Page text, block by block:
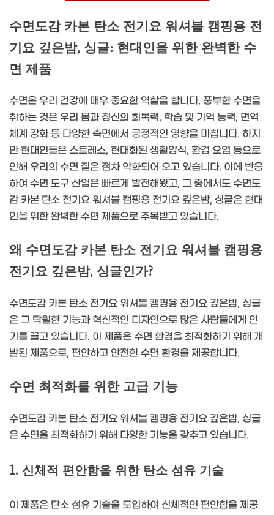
수면도감 카본 탄소 전기요 워셔블 캠핑용 전
기요 깊은밤, 싱글: 현대인을 위한 완벽한 수
면 제품
수면은 우리 건강에 매우 중요한 역할을 합니다. 풍부한 수면을
취하는 것은 우리 몸과 정신의 회복력, 학습 및 기억 능력, 면역
체계 강화 등 다양한 측면에서 긍정적인 영향을 미칩니다. 하지
만 현대인들은 스트레스, 현대화된 생활양식, 환경 오염 등으로
인해 우리의 수면 질은 점차 악화되어 오고 있습니다. 이에 반응
하여 수면 도구 산업은 빠르게 발전해왔고, 그 중에서도 수면도
감 카본 탄소 전기요 워셔블 캠핑용 전기요 깊은밤, 싱글은 현대
인을 위한 완벽한 수면 제품으로 주목받고 있습니다.
왜 수면도감 카본 탄소 전기요 워셔블 캠핑용
전기요 깊은밤, 싱글인가?
수면도감 카본 탄소 전기요 워셔블 캠핑용 전기요 깊은밤, 싱글
은 그 탁월한 기능과 혁신적인 디자인으로 많은 사람들에게 인
기를 끌고 있습니다. 이 제품은 수면 환경을 최적화하기 위해 개
발된 제품으로, 편안하고 안전한 수면 환경을 제공합니다.
수면 최적화를 위한 고급 기능
수면도감 카본 탄소 전기요 워셔블 캠핑용 전기요 깊은밤, 싱글
은 수면을 최적화하기 위해 다양한 기능을 갖추고 있습니다.
1. 신체적 편안함을 위한 탄소 섬유 기술
이 제품은 탄소 섬유 기술을 도입하여 신체적인 편안함을 제공